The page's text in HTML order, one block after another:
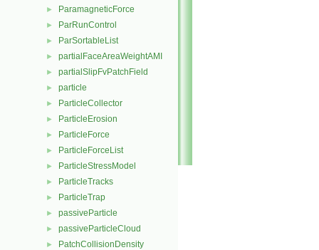
► ParamagneticForce
► ParRunControl
► ParSortableList
► partialFaceAreaWeightAMI
► partialSlipFvPatchField
► particle
► ParticleCollector
► ParticleErosion
► ParticleForce
► ParticleForceList
► ParticleStressModel
► ParticleTracks
► ParticleTrap
► passiveParticle
► passiveParticleCloud
► PatchCollisionDensity